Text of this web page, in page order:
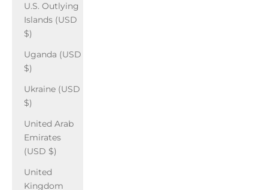
U.S. Outlying
Islands (USD
$)
Uganda (USD
$)
Ukraine (USD
$)
United Arab
Emirates
(USD $)
United
Kingdom